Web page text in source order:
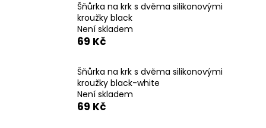
Šňůrka na krk s dvěma silikonovými
kroužky black
Není skladem
69 Kč
Šňůrka na krk s dvěma silikonovými
kroužky black-white
Není skladem
69 Kč